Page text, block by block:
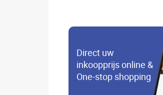
Direct uw
inkoopprijs online &
One-stop shopping